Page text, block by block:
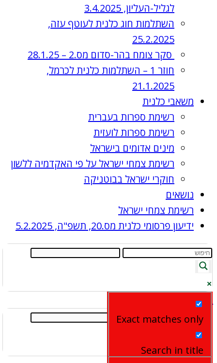
לגליל-העליון, 3.4.2025
השתלמות חוג כלנית לעוטף עזה,
25.2.2025
סקר צומח בהר-סדום מס.2 – 28.1.25
חוזר 1 – השתלמות כלנית לכרמל,
21.1.2025
משאבי כלנית
רשימת ספרות בעברית
רשימת ספרות לועזית
מינים אדומים בישראל
רשימת צמחי ישראל על פי האקדמיה ללשון
חוקרי ישראל בבוטניקה
נושאים
רשימת צמחי ישראל
ידיעון פרסומי כלנית מס.20, תשפ"ה, 5.2.2025
תוצאות נוספות...
Exact matches only
Search in title
נושאים